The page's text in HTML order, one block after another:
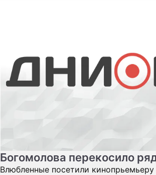
Богомолова перекосило
Влюбленные посетили кинопрьемьеру